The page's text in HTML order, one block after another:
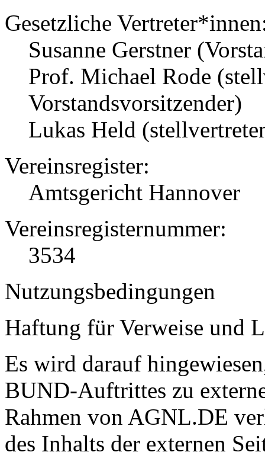
Gesetzliche
Susanne Gerstner
Prof. Michael Rode
Vorstandsvorsitzender)
Lukas Held
Vereinsregister:
Amtsgericht Hannover
Vereinsregisternummer:
3534
Nutzungsbedingungen
Haftung für Verweise und
Es wird darauf
BUND-Auftrittes zu
Rahmen von AGNL.DE
des Inhalts der externen